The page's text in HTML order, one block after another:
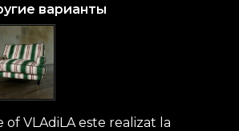
варианты
VLAdiLA este realizat la